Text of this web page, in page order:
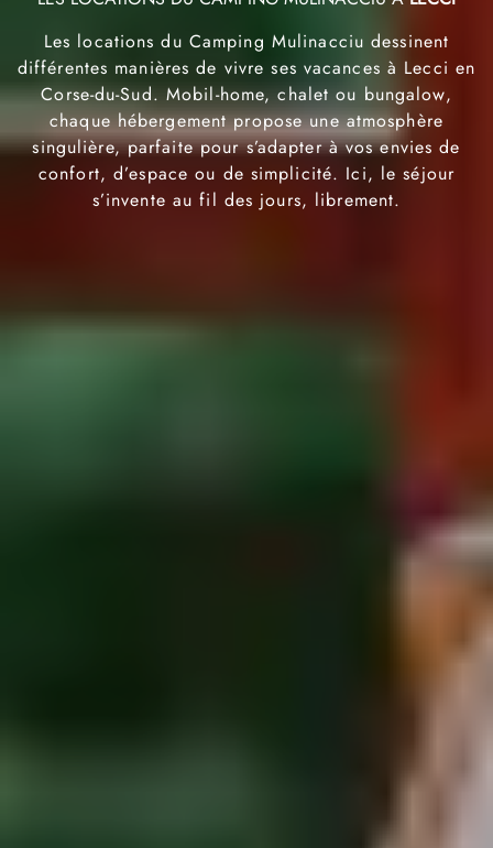
RÉGION
TARIFS
FAQ
GALERIE
CONTACT
Les locations du Camping Mulinacciu dessinent
différentes manières de vivre ses vacances à Lecci en
Corse-du-Sud. Mobil-home, chalet ou bungalow,
chaque hébergement propose une atmosphère
singulière, parfaite pour s’adapter à vos envies de
confort, d’espace ou de simplicité. Ici, le séjour
s’invente au fil des jours, librement.